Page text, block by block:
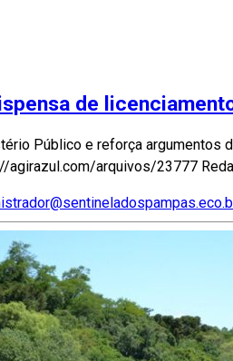
de
Público e reforça
agirazul.com/arquivos/23777